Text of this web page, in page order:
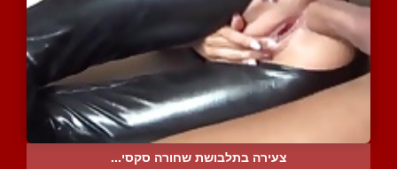
צעירה בתלבושת שחורה סקסי...